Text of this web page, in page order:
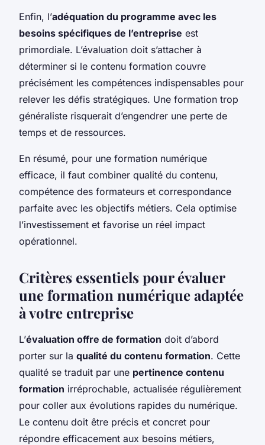
Enfin, l’adéquation du programme avec les
besoins spécifiques de l’entreprise est
primordiale. L’évaluation doit s’attacher à
déterminer si le contenu formation couvre
précisément les compétences indispensables pour
relever les défis stratégiques. Une formation trop
généraliste risquerait d’engendrer une perte de
temps et de ressources.
En résumé, pour une formation numérique
efficace, il faut combiner qualité du contenu,
compétence des formateurs et correspondance
parfaite avec les objectifs métiers. Cela optimise
l’investissement et favorise un réel impact
opérationnel.
Critères essentiels pour évaluer
une formation numérique adaptée
à votre entreprise
L’évaluation offre de formation doit d’abord
porter sur la qualité du contenu formation. Cette
qualité se traduit par une pertinence contenu
formation irréprochable, actualisée régulièrement
pour coller aux évolutions rapides du numérique.
Le contenu doit être précis et concret pour
répondre efficacement aux besoins métiers,